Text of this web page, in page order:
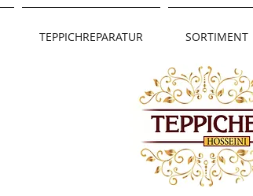
TEPPICHREPARATUR SORTIMENT